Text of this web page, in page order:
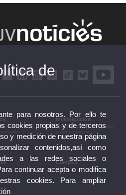
y formación
Investigación
Investigación, innovación
Campus
Campus
de
para nosotros. Por ello te
cookies propias y de terceros
y medición de nuestra página
contenidos,así como
a las redes sociales o
continuar acepta o modifica
cookies. Para ampliar